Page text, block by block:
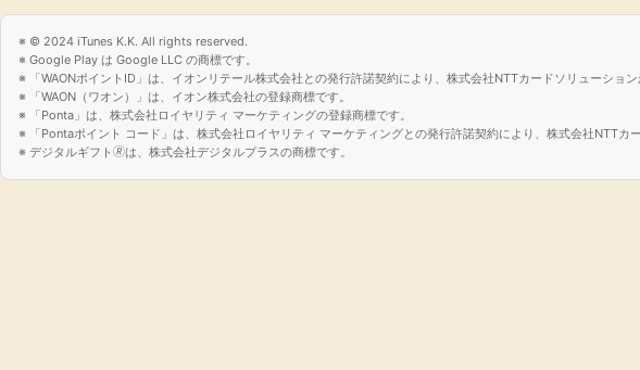
© 2024 iTunes K.K. All rights reserved.
Google Play は Google LLC の商標です。
「WAONポイントID」は、イオンリテール株式会社との発行許諾契約により、株式会社NTTカードソリューショ
「WAON（ワオン）」は、イオン株式会社の登録商標です。
「Ponta」は、株式会社ロイヤリティ マーケティングの登録商標です。
「Pontaポイント コード」は、株式会社ロイヤリティ マーケティングとの発行許諾契約により、株式会社NTTカ
デジタルギフト🄬は、株式会社デジタルプラスの商標です。